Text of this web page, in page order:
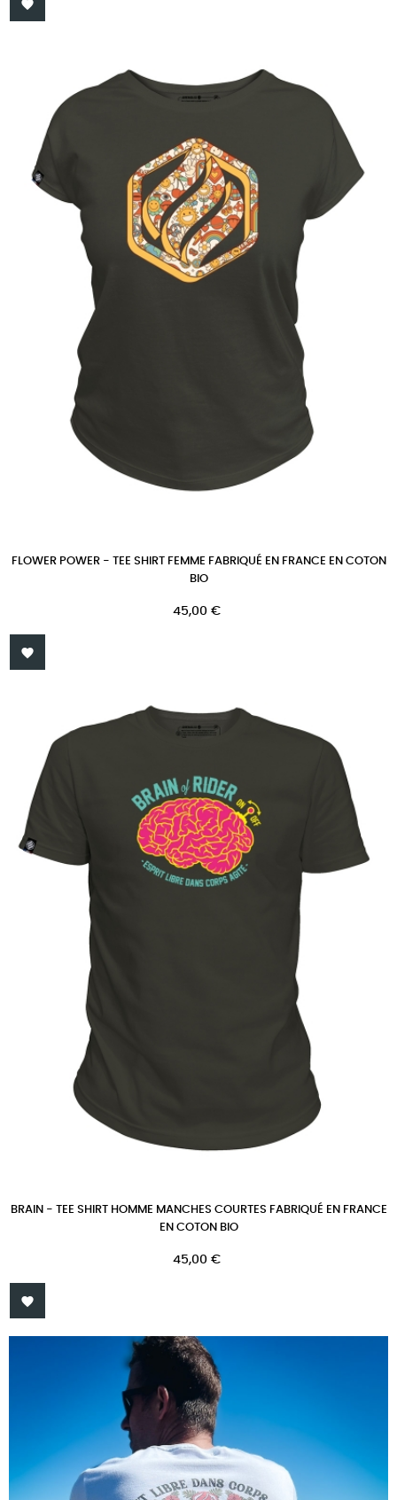

FLOWER POWER - TEE SHIRT FEMME FABRIQUÉ EN FRANCE EN COTON
BIO
Prix
45,00 €

BRAIN - TEE SHIRT HOMME MANCHES COURTES FABRIQUÉ EN FRANCE
EN COTON BIO
Prix
45,00 €
